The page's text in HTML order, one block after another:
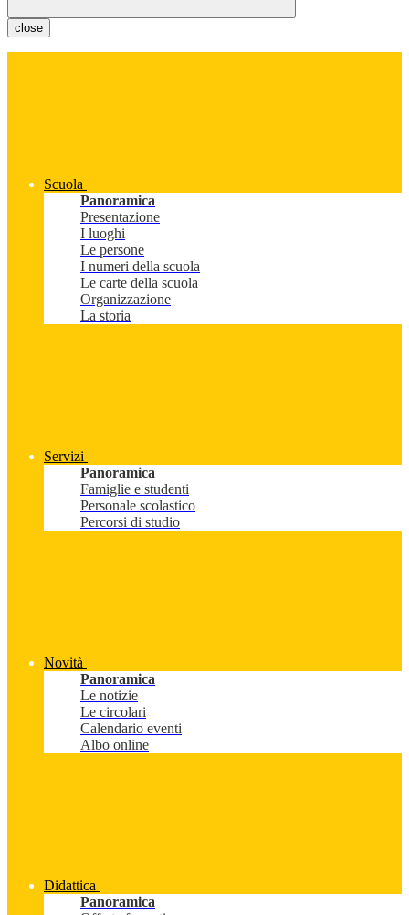
close
Scuola
Panoramica
Presentazione
I luoghi
Le persone
I numeri della scuola
Le carte della scuola
Organizzazione
La storia
Servizi
Panoramica
Famiglie e studenti
Personale scolastico
Percorsi di studio
Novità
Panoramica
Le notizie
Le circolari
Calendario eventi
Albo online
Didattica
Panoramica